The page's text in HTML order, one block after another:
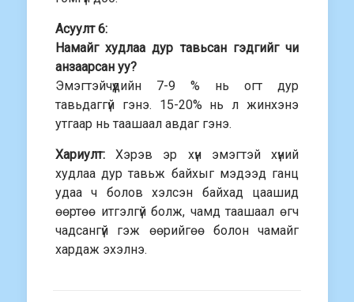
Асуулт 6:
Намайг худлаа дур тавьсан гэдгийг чи
анзаарсан уу?
Эмэгтэйчүүдийн 7-9 % нь огт дур
тавьдаггүй гэнэ. 15-20% нь л жинхэнэ
утгаар нь таашаал авдаг гэнэ.
Хариулт:Хэрэв эр хүн эмэгтэй хүний
худлаа дур тавьж байхыг мэдээд ганц
удаа ч болов хэлсэн байхад цаашид
өөртөө итгэлгүй болж, чамд таашаал өгч
чадсангүй гэж өөрийгөө болон чамайг
хардаж эхэлнэ.